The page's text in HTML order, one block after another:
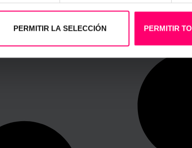
PERMITIR LA SELECCIÓN PERMITIR